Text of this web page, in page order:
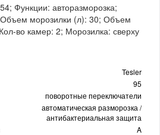
Функции: авторазморозка;
морозилки (л): 30; Объем
во камер: 2; Морозилка: сверху
Tesler
95
поворотные переключатели
автоматическая разморозка /
антибактериальная защита
A